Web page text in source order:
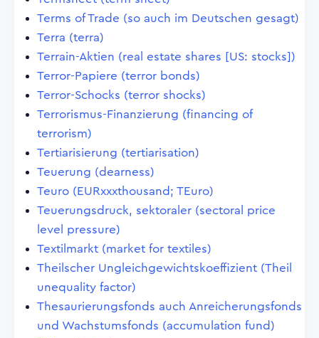
Terms of Trade (so auch im Deutschen gesagt)
Terra (terra)
Terrain-Aktien (real estate shares [US: stocks])
Terror-Papiere (terror bonds)
Terror-Schocks (terror shocks)
Terrorismus-Finanzierung (financing of
terrorism)
Tertiarisierung (tertiarisation)
Teuerung (dearness)
Teuro (EURxxxthousand; TEuro)
Teuerungsdruck, sektoraler (sectoral price
level pressure)
Textilmarkt (market for textiles)
Theilscher Ungleichgewichtskoeffizient (Theil
unequality factor)
Thesaurierungsfonds auch Anreicherungsfonds
und Wachstumsfonds (accumulation fund)